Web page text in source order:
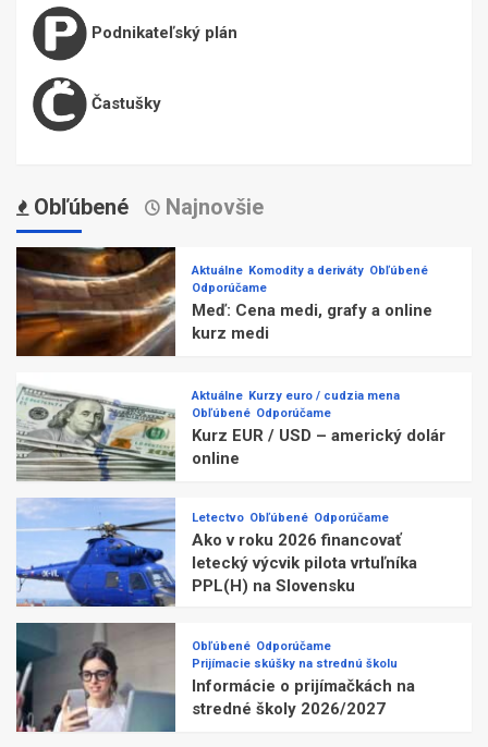
Podnikateľský plán
Častušky
Obľúbené Najnovšie
Aktuálne Komodity a deriváty Obľúbené
Odporúčame
Meď: Cena medi, grafy a online
kurz medi
Aktuálne Kurzy euro / cudzia mena
Obľúbené Odporúčame
Kurz EUR / USD – americký dolár
online
Letectvo Obľúbené Odporúčame
Ako v roku 2026 financovať
letecký výcvik pilota vrtuľníka
PPL(H) na Slovensku
Obľúbené Odporúčame
Prijímacie skúšky na strednú školu
Informácie o prijímačkách na
stredné školy 2026/2027